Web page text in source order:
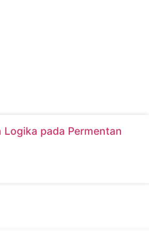
Logika pada Permentan